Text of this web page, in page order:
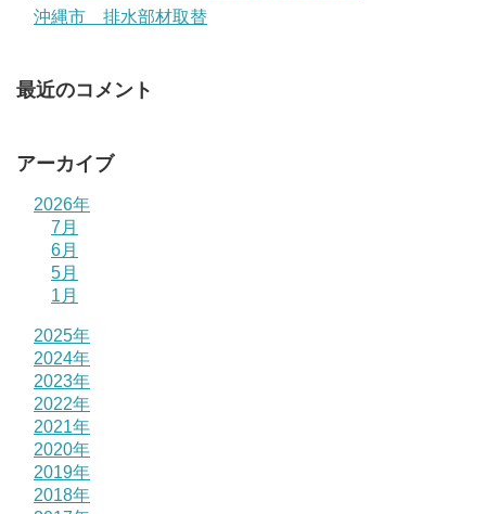
沖縄市 排水部材取替
最近のコメント
アーカイブ
2026年
7月
6月
5月
1月
2025年
2024年
2023年
2022年
2021年
2020年
2019年
2018年